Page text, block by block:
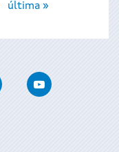
última »
InstagramYoutube